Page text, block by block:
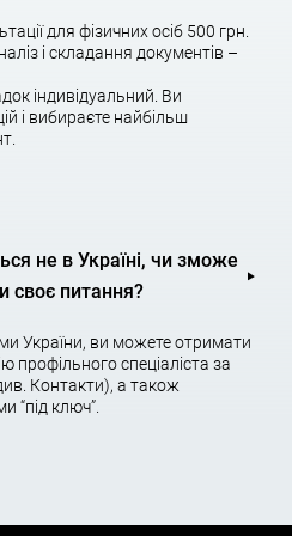
для державної реєстрації
земельних ділянок в
надання адміністративних
міського голови про передачу
(з відповідним пакетом
ради;
службі Харкова (або
для фізичних осіб 500 грн.
і складання документів –
індивідуальний. Ви
і вибираєте найбільш
не в Україні, чи зможе
своє питання?
України, ви можете отримати
профільного спеціаліста за
Контакти), а також
“під ключ”.